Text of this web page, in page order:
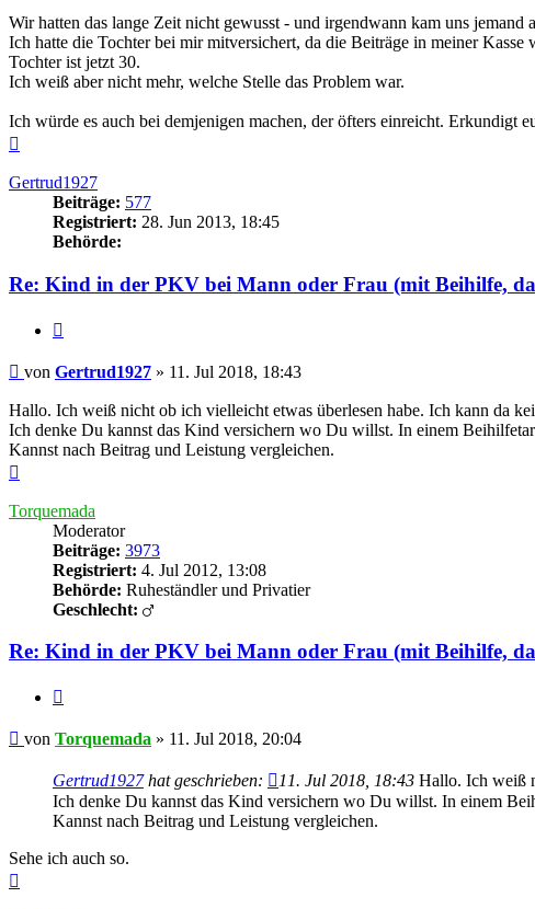
Wir hatten das lange Zeit nicht gewusst - und irgendwann kam uns
Ich hatte die Tochter bei mir mitversichert, da die Beiträge in meiner
Tochter ist jetzt 30.
Ich weiß aber nicht mehr, welche Stelle das Problem war.
Ich würde es auch bei demjenigen machen, der öfters einreicht. Erkundigt
Gertrud1927
Beiträge: 577
Registriert: 28. Jun 2013, 18:45
Behörde:
Re: Kind in der PKV bei Mann oder Frau (mit Beihilfe,
Beitrag
von Gertrud1927 » 11. Jul 2018, 18:43
Hallo. Ich weiß nicht ob ich vielleicht etwas überlesen habe. Ich kann da
Ich denke Du kannst das Kind versichern wo Du willst. In einem
Kannst nach Beitrag und Leistung vergleichen.
Torquemada
Moderator
Beiträge: 3973
Registriert: 4. Jul 2012, 13:08
Behörde: Ruheständler und Privatier
Geschlecht:
Re: Kind in der PKV bei Mann oder Frau (mit Beihilfe,
Beitrag
von Torquemada » 11. Jul 2018, 20:04
Gertrud1927hat geschrieben: 11. Jul 2018, 18:43 Hallo. Ich weiß
Ich denke Du kannst das Kind versichern wo Du willst. In einem
Kannst nach Beitrag und Leistung vergleichen.
Sehe ich auch so.